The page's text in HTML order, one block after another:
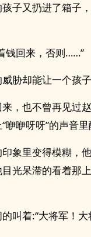
子又扔进了箱子
钱回来，否则……”
胁却能让一个孩子
，也不曾再见过
咿呀呀”的声音里
象里变得模糊，
光呆滞的看着那
叫着:“大将军！大